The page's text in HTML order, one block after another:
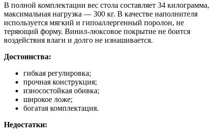
В полной комплектации вес стола составляет 34 килограмма,
максимальная нагрузка — 300 кг. В качестве наполнителя
используется мягкий и гипоаллергенный поролон, не
теряющий форму. Винил-люксовое покрытие не боится
воздействия влаги и долго не изнашивается.
Достоинства:
гибкая регулировка;
прочная конструкция;
износостойкая обивка;
широкое ложе;
богатая комплектация.
Недостатки: